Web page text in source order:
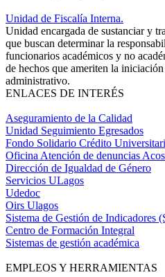
Unidad de Fiscalía Interna.
Unidad encargada de sustanciar y
que buscan determinar la
funcionarios académicos y no
de hechos que ameriten la
administrativo.
ENLACES DE INTERÉS
Aseguramiento de la Calidad
Unidad Seguimiento Egresados
Fondo Solidario Crédito
Oficina Atención de denuncias
Dirección de Igualdad de Género
Servicios ULagos
Udedoc
Oirs Ulagos
Sistema de Gestión de Indicadores
Centro de Formación Integral
Sistemas de gestión académica
EMPLEOS Y HERRAMIENTAS